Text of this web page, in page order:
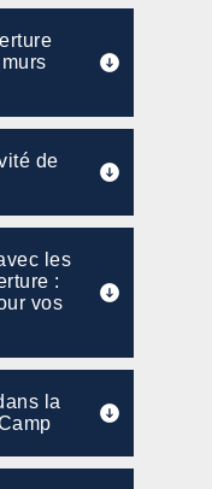
de
les
:
vos
la